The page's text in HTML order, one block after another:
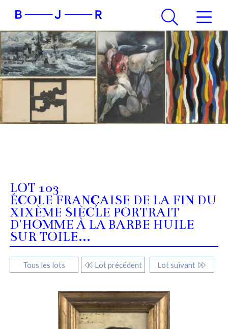
LOT 103
ÉCOLE FRANÇAISE DE LA FIN DU
XIXÈME SIÈCLE PORTRAIT
D'HOMME À LA BARBE HUILE
SUR TOILE...
Tous les lots Lot précédent Lot suivant